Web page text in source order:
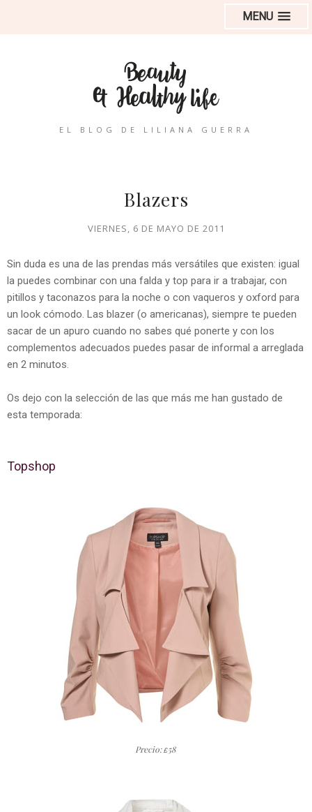
MENU
EL BLOG DE LILIANA GUERRA
Blazers
VIERNES, 6 DE MAYO DE 2011
Sin duda es una de las prendas más versátiles que existen: igual
la puedes combinar con una falda y top para ir a trabajar, con
pitillos y taconazos para la noche o con vaqueros y oxford para
un look cómodo. Las blazer (o americanas), siempre te pueden
sacar de un apuro cuando no sabes qué ponerte y con los
complementos adecuados puedes pasar de informal a arreglada
en 2 minutos.
Os dejo con la selección de las que más me han gustado de
esta temporada:
Topshop
Precio:£58